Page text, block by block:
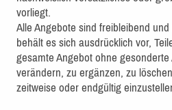
vorliegt.
Alle Angebote sind freibleibend
behält es sich ausdrücklich vor,
gesamte Angebot ohne
verändern, zu ergänzen, zu
zeitweise oder endgültig